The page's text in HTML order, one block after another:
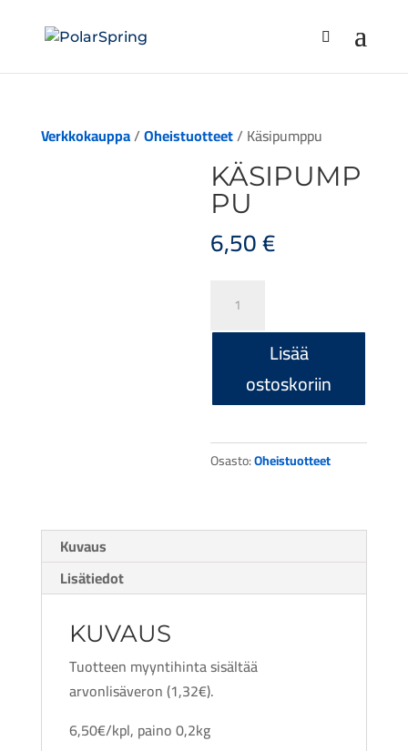
Verkkokauppa/Oheistuotteet/ Käsipumppu
KÄSIPUMP
PU
6,50€
määrä
Lisää
ostoskoriin
Osasto:Oheistuotteet
Kuvaus
Lisätiedot
KUVAUS
Tuotteen myyntihinta sisältää
arvonlisäveron (1,32€).
6,50€/kpl, paino 0,2kg